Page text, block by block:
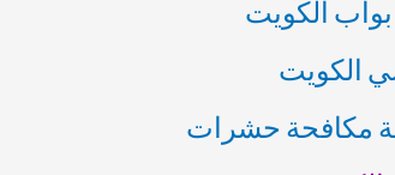
الكويت
الكويت
مكافحة حشرات